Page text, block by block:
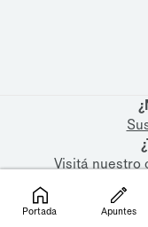
Visitá nuestro
Portada Apuntes